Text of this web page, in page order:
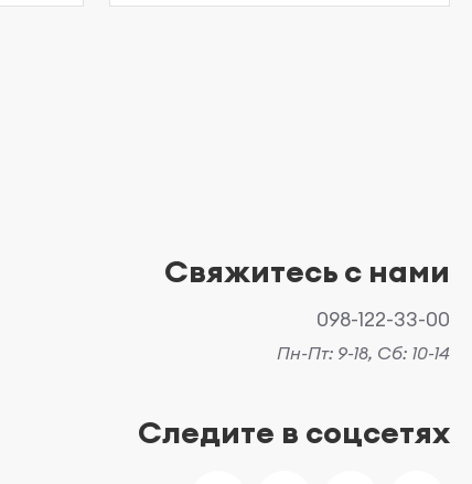
Свяжитесь с нами
098-122-33-00
Пн-Пт: 9-18, Сб: 10-14
Следите в соцсетях